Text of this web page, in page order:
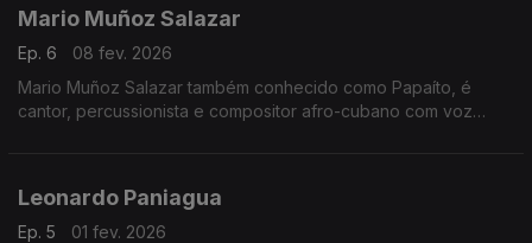
Mario Muñoz Salazar
Ep. 6
08 fev. 2026
Mario Muñoz Salazar também conhecido como Papaíto, é
cantor, percussionista e compositor afro-cubano com voz
Leonardo Paniagua
Ep. 5
01 fev. 2026